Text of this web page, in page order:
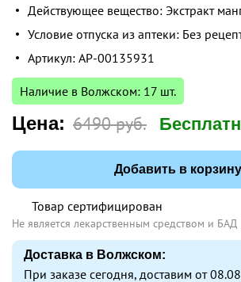
Действующее вещество: Экстракт
Условие отпуска из аптеки: Без
Артикул: AP-00135931
Наличие в Волжском: 17 шт.
Цена: 6490 руб.
Товар сертифицирован
Не является лекарственным средством и БАД
Доставка в Волжском:
При заказе сегодня, доставим от
Добавить в корзину